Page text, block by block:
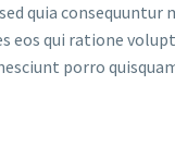
quia consequuntur
eos qui ratione
porro